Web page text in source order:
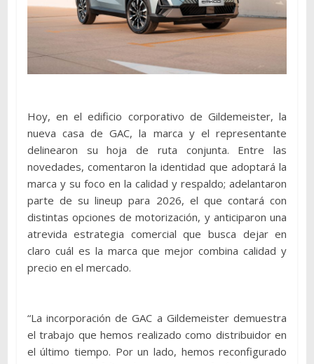
Hoy, en el edificio corporativo de Gildemeister, la
nueva casa de GAC, la marca y el representante
delinearon su hoja de ruta conjunta. Entre las
novedades, comentaron la identidad que adoptará la
marca y su foco en la calidad y respaldo; adelantaron
parte de su lineup para 2026, el que contará con
distintas opciones de motorización, y anticiparon una
atrevida estrategia comercial que busca dejar en
claro cuál es la marca que mejor combina calidad y
precio en el mercado.
“La incorporación de GAC a Gildemeister demuestra
el trabajo que hemos realizado como distribuidor en
el último tiempo. Por un lado, hemos reconfigurado